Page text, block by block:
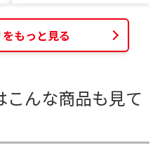
もっと見る
こんな商品も見て